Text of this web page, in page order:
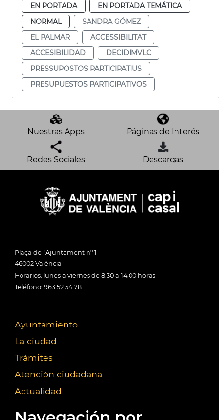
EN PORTADA
EN PORTADA TEMÁTICA
NORMAL
SANDRA GÓMEZ
EL PALMAR
ACCESSIBILITAT
ACCESIBILIDAD
DECIDIMVLC
PRESSUPOSTOS PARTICIPATIUS
PRESUPUESTOS PARTICIPATIVOS
Nuestras Apps Páginas de Interés
Redes Sociales Descargas
Plaça de l'Ajuntament nº 1
46002 València
Horarios: lunes a viernes de 8:30 a 14:00 horas
Teléfono: 963 52 54 78
Ayuntamiento
La ciudad
Trámites
Atención ciudadana
Actualidad